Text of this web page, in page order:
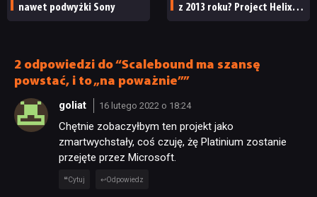
nawet podwyżki Sony
z 2013 roku? Project Helix
2 odpowiedzi do “Scalebound ma szansę
powstać, i to „na poważnie””
goliat 16 lutego 2022 o 18:24
Chętnie zobaczyłbym ten projekt jako
zmartwychstały, coś czuję, żę Platinium zostanie
przejęte przez Microsoft.
Cytuj Odpowiedz